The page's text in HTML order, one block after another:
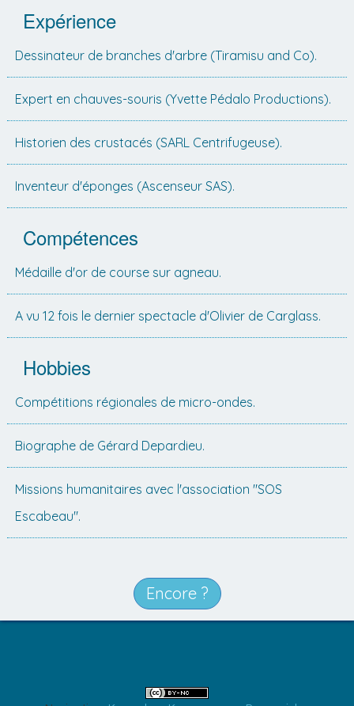
Expérience
Dessinateur de branches d'arbre (Tiramisu and Co).
Expert en chauves-souris (Yvette Pédalo Productions).
Historien des crustacés (SARL Centrifugeuse).
Inventeur d'éponges (Ascenseur SAS).
Compétences
Médaille d'or de course sur agneau.
A vu 12 fois le dernier spectacle d'Olivier de Carglass.
Hobbies
Compétitions régionales de micro-ondes.
Biographe de Gérard Depardieu.
Missions humanitaires avec l'association "SOS
Escabeau".
Encore ?